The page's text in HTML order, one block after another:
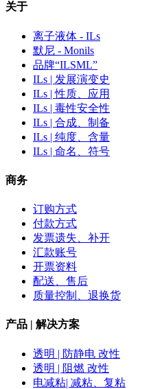
关于
离子液体 - ILs
默尼 - Monils
品牌“ILSML”
ILs | 发展演变史
ILs | 性质、应用
ILs | 毒性安全性
ILs | 合成、制备
ILs | 纯度、含量
ILs | 命名、符号
商务
订购方式
付款方式
发票遗失、补开
汇款账号
开票资料
配送、售后
质量控制、退换货
产品 | 解决方案
透明 | 防静电 改性
透明 | 阻燃 改性
电减粘| 减粘、复粘